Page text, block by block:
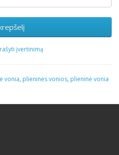
įvertinimą
vonia, plieninės vonios, plieninė vonia